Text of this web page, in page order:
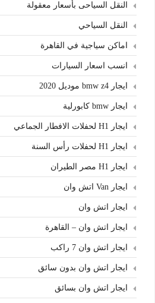
النقل السياحى بأسعار معقولة
النقل السياحي
اماكن سياجية في القاهرة
انسب اسعار السيارات
ايجار bmw z4 موديل 2020
ايجار bmw كابورلية
ايجار H1 لحفلات الافطار الجماعي
ايجار H1 لحفلات رأس السنة
ايجار H1 مصر الطيران
ايجار Van اتش وان
ايجار اتش وان
ايجار اتش وان – القاهرة
ايجار اتش وان 7 راكب
ايجار اتش وان بدون سائق
ايجار اتش وان بسائق